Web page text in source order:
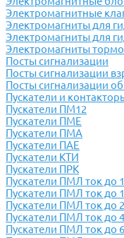
Электромагнитные
Электромагниты для
Электромагниты для
Электромагниты
Посты сигнализации
Посты сигнализации
Посты сигнализации
Пускатели и
Пускатели ПМ12
Пускатели ПМЕ
Пускатели ПМА
Пускатели ПАЕ
Пускатели КТИ
Пускатели ПРК
Пускатели ПМЛ ток до
Пускатели ПМЛ ток до
Пускатели ПМЛ ток до
Пускатели ПМЛ ток до
Пускатели ПМЛ ток до